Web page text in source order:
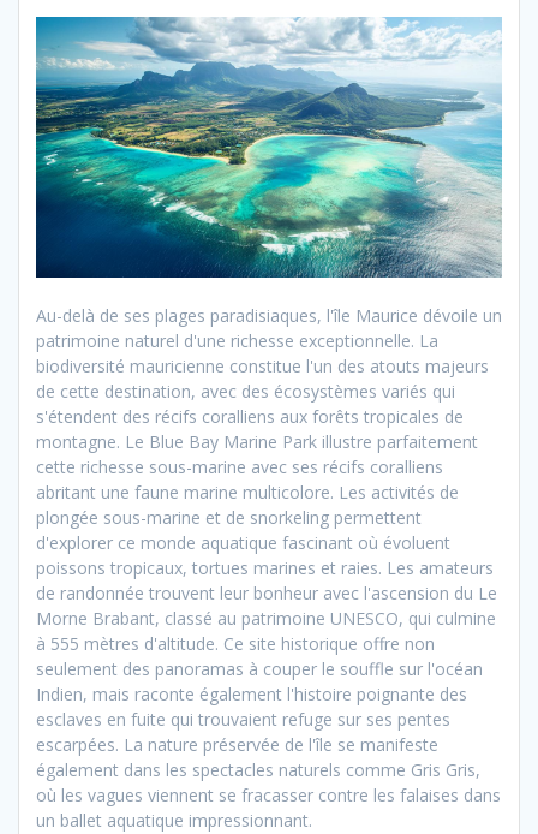
Au-delà de ses plages paradisiaques, l'île Maurice dévoile un
patrimoine naturel d'une richesse exceptionnelle. La
biodiversité mauricienne constitue l'un des atouts majeurs
de cette destination, avec des écosystèmes variés qui
s'étendent des récifs coralliens aux forêts tropicales de
montagne. Le Blue Bay Marine Park illustre parfaitement
cette richesse sous-marine avec ses récifs coralliens
abritant une faune marine multicolore. Les activités de
plongée sous-marine et de snorkeling permettent
d'explorer ce monde aquatique fascinant où évoluent
poissons tropicaux, tortues marines et raies. Les amateurs
de randonnée trouvent leur bonheur avec l'ascension du Le
Morne Brabant, classé au patrimoine UNESCO, qui culmine
à 555 mètres d'altitude. Ce site historique offre non
seulement des panoramas à couper le souffle sur l'océan
Indien, mais raconte également l'histoire poignante des
esclaves en fuite qui trouvaient refuge sur ses pentes
escarpées. La nature préservée de l'île se manifeste
également dans les spectacles naturels comme Gris Gris,
où les vagues viennent se fracasser contre les falaises dans
un ballet aquatique impressionnant.